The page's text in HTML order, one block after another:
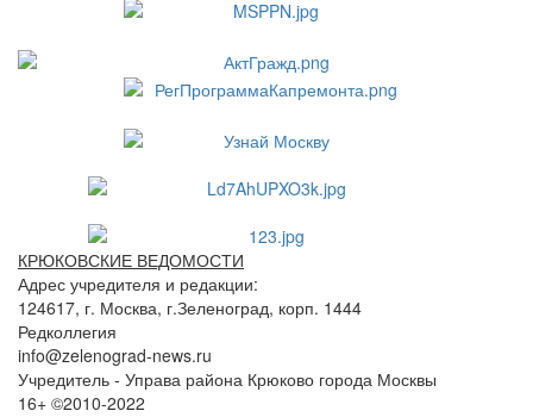
КРЮКОВСКИЕ ВЕДОМОСТИ
Адрес учредителя и редакции:
124617, г. Москва, г.Зеленоград, корп. 1444
Редколлегия
info@zelenograd-news.ru
Учредитель - Управа района Крюково города Москвы
16+ ©2010-2022